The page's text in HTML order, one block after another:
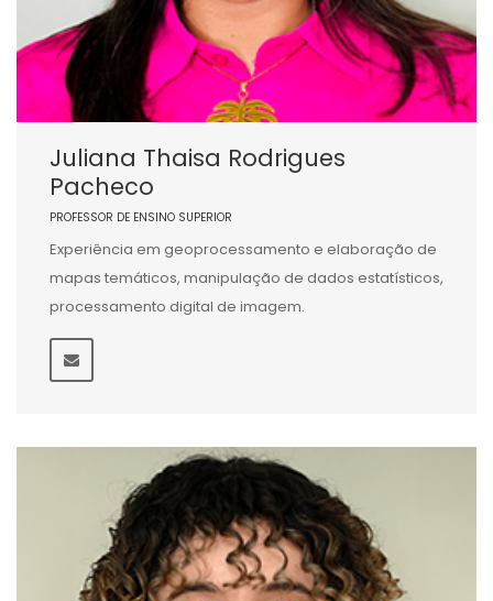
Juliana Thaisa Rodrigues
Pacheco
PROFESSOR DE ENSINO SUPERIOR
Experiência em geoprocessamento e elaboração de
mapas temáticos, manipulação de dados estatísticos,
processamento digital de imagem.